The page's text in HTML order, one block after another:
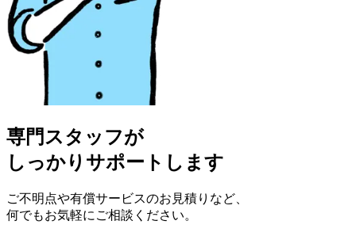
専門スタッフが
しっかりサポートします
ご不明点や有償サービスのお見積りなど、
何でもお気軽にご相談ください。